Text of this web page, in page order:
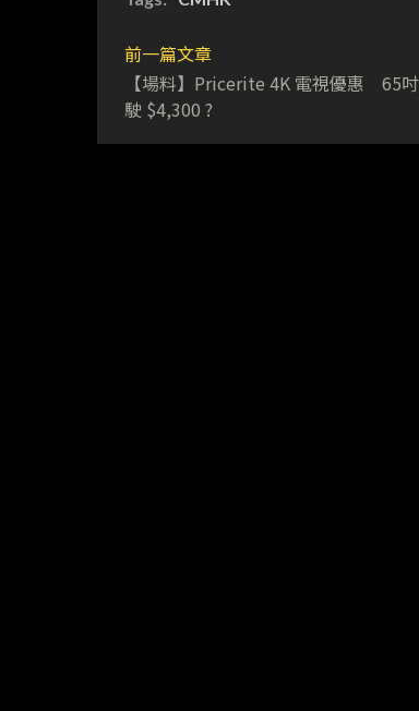
前一篇文章
【場料】Pricerite 4K 電視優惠 65
駛 $4,300 ?